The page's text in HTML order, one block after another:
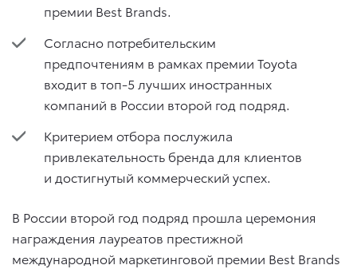
премии Best Brands.
Согласно потребительским
предпочтениям в рамках премии Toyota
входит в топ-5 лучших иностранных
компаний в России второй год подряд.
Критерием отбора послужила
привлекательность бренда для клиентов
и достигнутый коммерческий успех.
В России второй год подряд прошла церемония
награждения лауреатов престижной
международной маркетинговой премии Best Brands